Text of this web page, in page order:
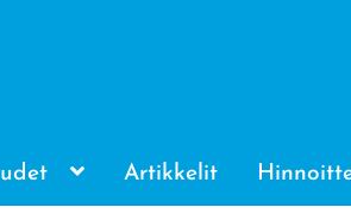
Artikkelit